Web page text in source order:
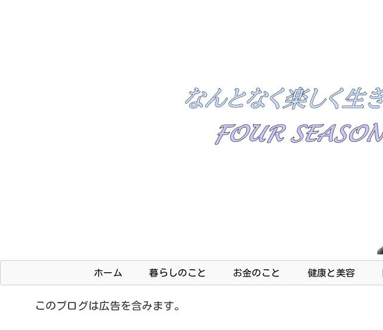
ホーム 暮らしのこと お金のこと 健康と美容
このブログは広告を含みます。